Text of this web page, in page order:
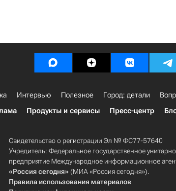
Интервью Полезное Город: детали
Продукты и сервисы Пресс-центр
Свидетельство о регистрации Эл № ФС77-57640
Учредитель: Федеральное государственное
предприятие Международное информационное
«Россия сегодня» (МИА «Россия сегодня»).
Правила использования материалов